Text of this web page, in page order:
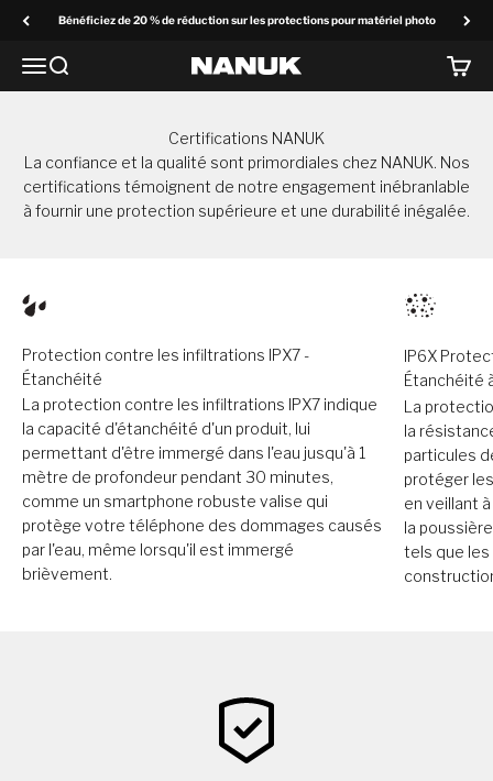
Bénéficiez de 20 % de réduction sur les protections pour matériel photo
MenuRecherchez NANUK Europe Panier
Certifications NANUK
La confiance et la qualité sont primordiales chez NANUK. Nos
certifications témoignent de notre engagement inébranlable
à fournir une protection supérieure et une durabilité inégalée.
Protection contre les infiltrations IPX7 -
Étanchéité
La protection contre les infiltrations IPX7 indique
la capacité d'étanchéité d'un produit, lui
permettant d'être immergé dans l'eau jusqu'à 1
mètre de profondeur pendant 30 minutes,
comme un smartphone robuste valise qui
protège votre téléphone des dommages causés
par l'eau, même lorsqu'il est immergé
brièvement.
IP6X
Étanchéité
La
la
particules
protéger
en veillant
la
tels que